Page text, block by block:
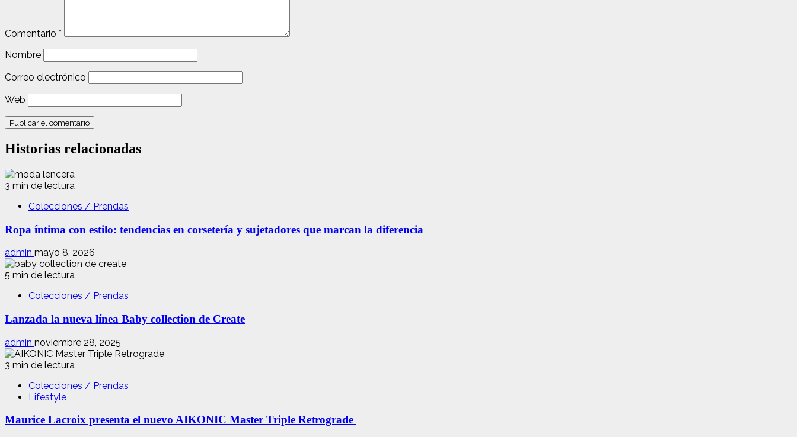
Comentario *
Nombre
Correo electrónico
Web
Historias relacionadas
3 min de lectura
Colecciones / Prendas
Ropa íntima con estilo: tendencias en corsetería y sujetadores que marcan la diferencia
admin mayo 8, 2026
5 min de lectura
Colecciones / Prendas
Lanzada la nueva línea Baby collection de Create
admin noviembre 28, 2025
3 min de lectura
Colecciones / Prendas
Lifestyle
Maurice Lacroix presenta el nuevo AIKONIC Master Triple Retrograde